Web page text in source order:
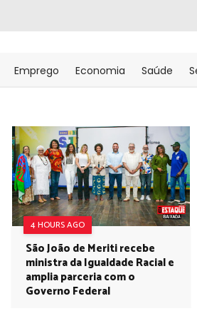
Emprego Economia Saúde
4 HOURS AGO
São João de Meriti recebe
ministra da Igualdade Racial e
amplia parceria com o
Governo Federal